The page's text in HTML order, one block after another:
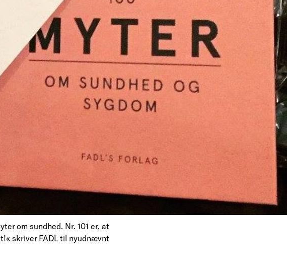
om sundhed. Nr. 101 er, at
skriver FADL til nyudnævnt